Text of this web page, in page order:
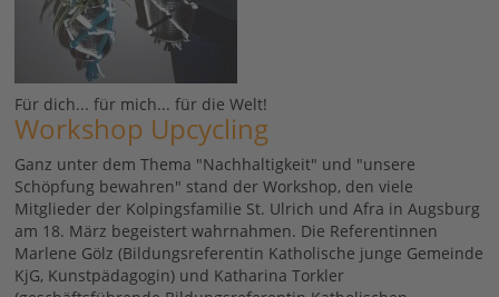
Für dich... für mich... für die Welt!
Workshop Upcycling
Ganz unter dem Thema "Nachhaltigkeit" und "unsere
Schöpfung bewahren" stand der Workshop, den viele
Mitglieder der Kolpingsfamilie St. Ulrich und Afra in Augsburg
am 18. März begeistert wahrnahmen. Die Referentinnen
Marlene Gölz (Bildungsreferentin Katholische junge Gemeinde
KjG, Kunstpädagogin) und Katharina Torkler